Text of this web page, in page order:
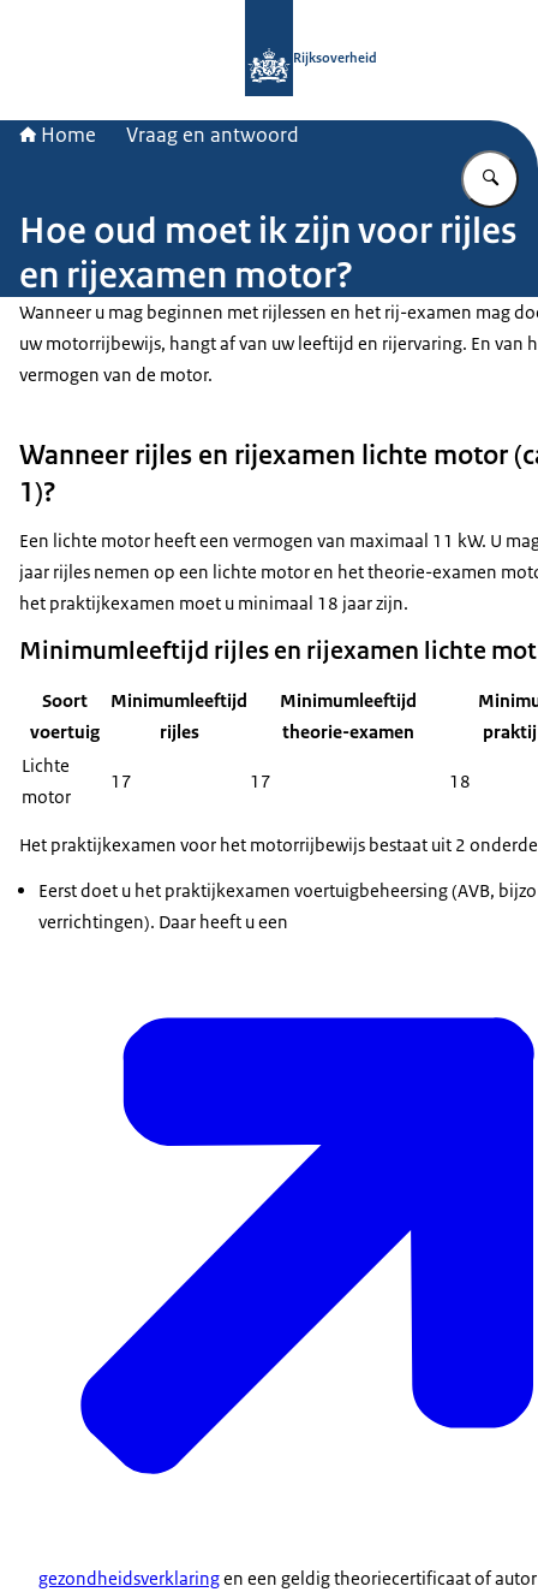
Rijksoverheid
Home Vraag en antwoord
Hoe oud moet ik zijn voor rijles
en rijexamen motor?
Wanneer u mag beginnen met rijlessen en het rij-examen mag
uw motorrijbewijs, hangt af van uw leeftijd en rijervaring. En van
vermogen van de motor.
Wanneer rijles en rijexamen lichte motor
1)?
Een lichte motor heeft een vermogen van maximaal 11 kW. U
jaar rijles nemen op een lichte motor en het theorie-examen
het praktijkexamen moet u minimaal 18 jaar zijn.
Minimumleeftijd rijles en rijexamen lichte
Soort
voertuig
Minimumleeftijd
rijles
Minimumleeftijd
theorie-examen
Lichte
motor
17 17 18
Het praktijkexamen voor het motorrijbewijs bestaat uit 2
Eerst doet u het praktijkexamen voertuigbeheersing (AVB,
verrichtingen). Daar heeft u een
gezondheidsverklaringen een geldig theoriecertificaat of